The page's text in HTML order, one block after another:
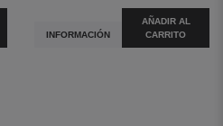
INFORMACIÓN
AÑADIR AL
CARRITO